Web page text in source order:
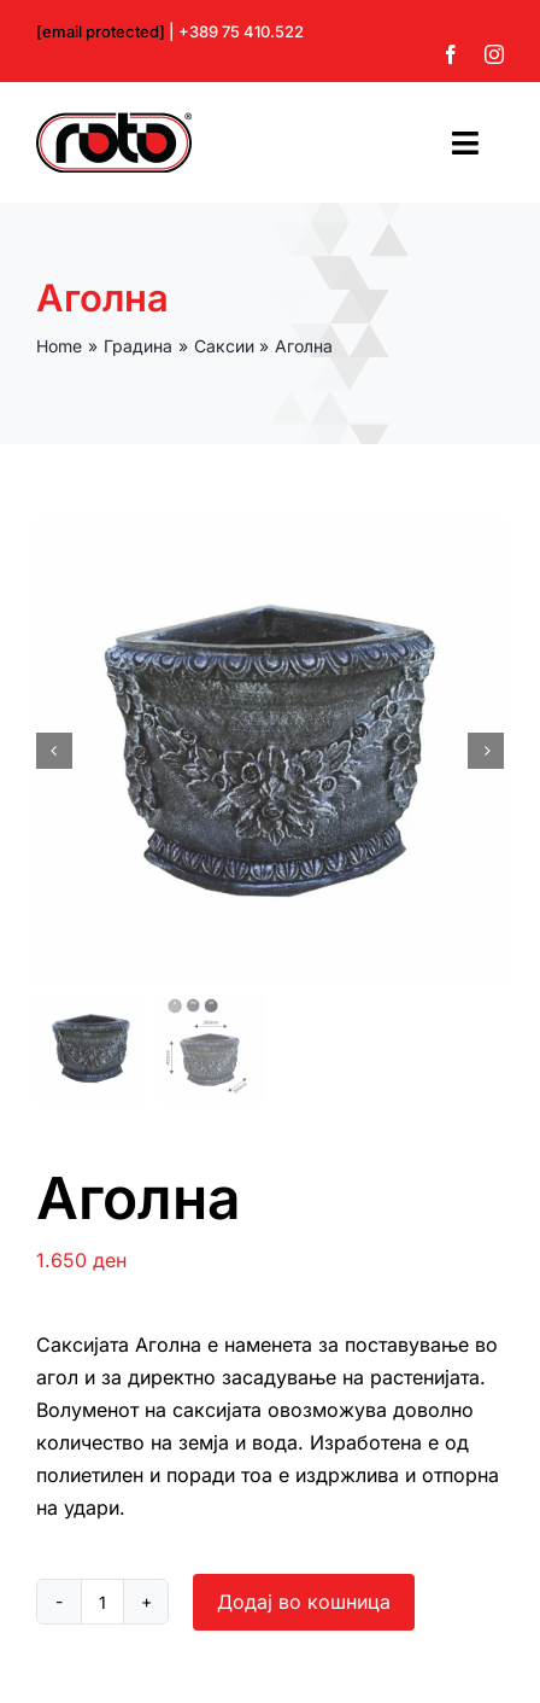
content
[email protected] | +389 75 410.522
За нас
Производи
Аголна
Home Градина Саксии Аголна
Аголна
1.650 ден
Саксијата Аголна е наменета за поставување во
агол и за директно засадување на растенијата.
Волуменот на саксијата овозможува доволно
количество на земја и вода. Изработена е од
полиетилен и поради тоа е издржлива и отпорна
на удари.
Аголна
Додај во кошница